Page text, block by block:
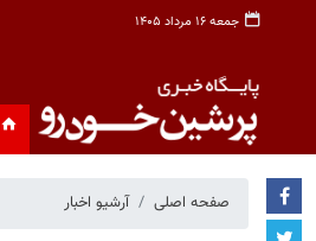
جمعه ۱۶ مرداد ۱۴۰۵
صفحه اصلی آرشیو اخبار